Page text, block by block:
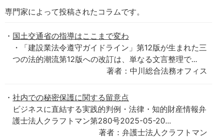
専門家によって投稿されたコラムです。
国土交通省の指導はここまで変わ
・「建設業法令遵守ガイドライン」第12版が生まれた三
つの法的潮流第12版への改訂は、単なる文言整理で...
著者：中川総合法務オフィス
社内での秘密保護に関する留意点
ビジネスに直結する実践的判例・法律・知的財産情報弁
護士法人クラフトマン第280号2025-05-20...
著者：弁護士法人クラフトマン